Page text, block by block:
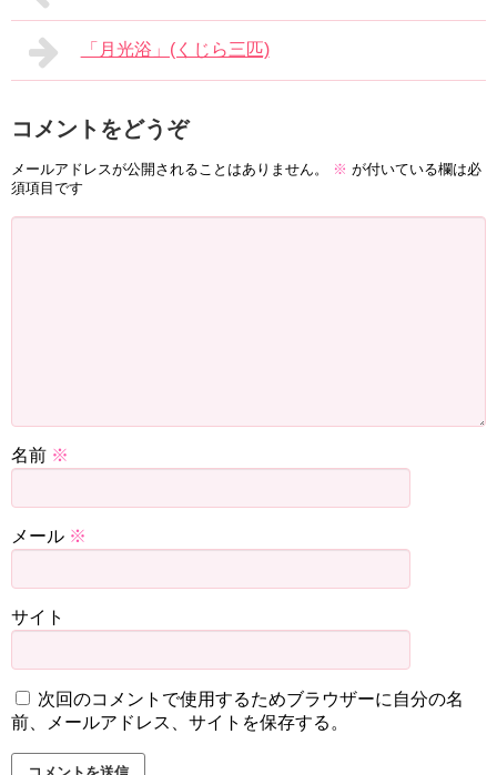
「月光浴」(くじら三匹)
コメントをどうぞ
メールアドレスが公開されることはありません。 ※ が付いている欄は必
須項目です
名前 ※
メール ※
サイト
次回のコメントで使用するためブラウザーに自分の名
前、メールアドレス、サイトを保存する。